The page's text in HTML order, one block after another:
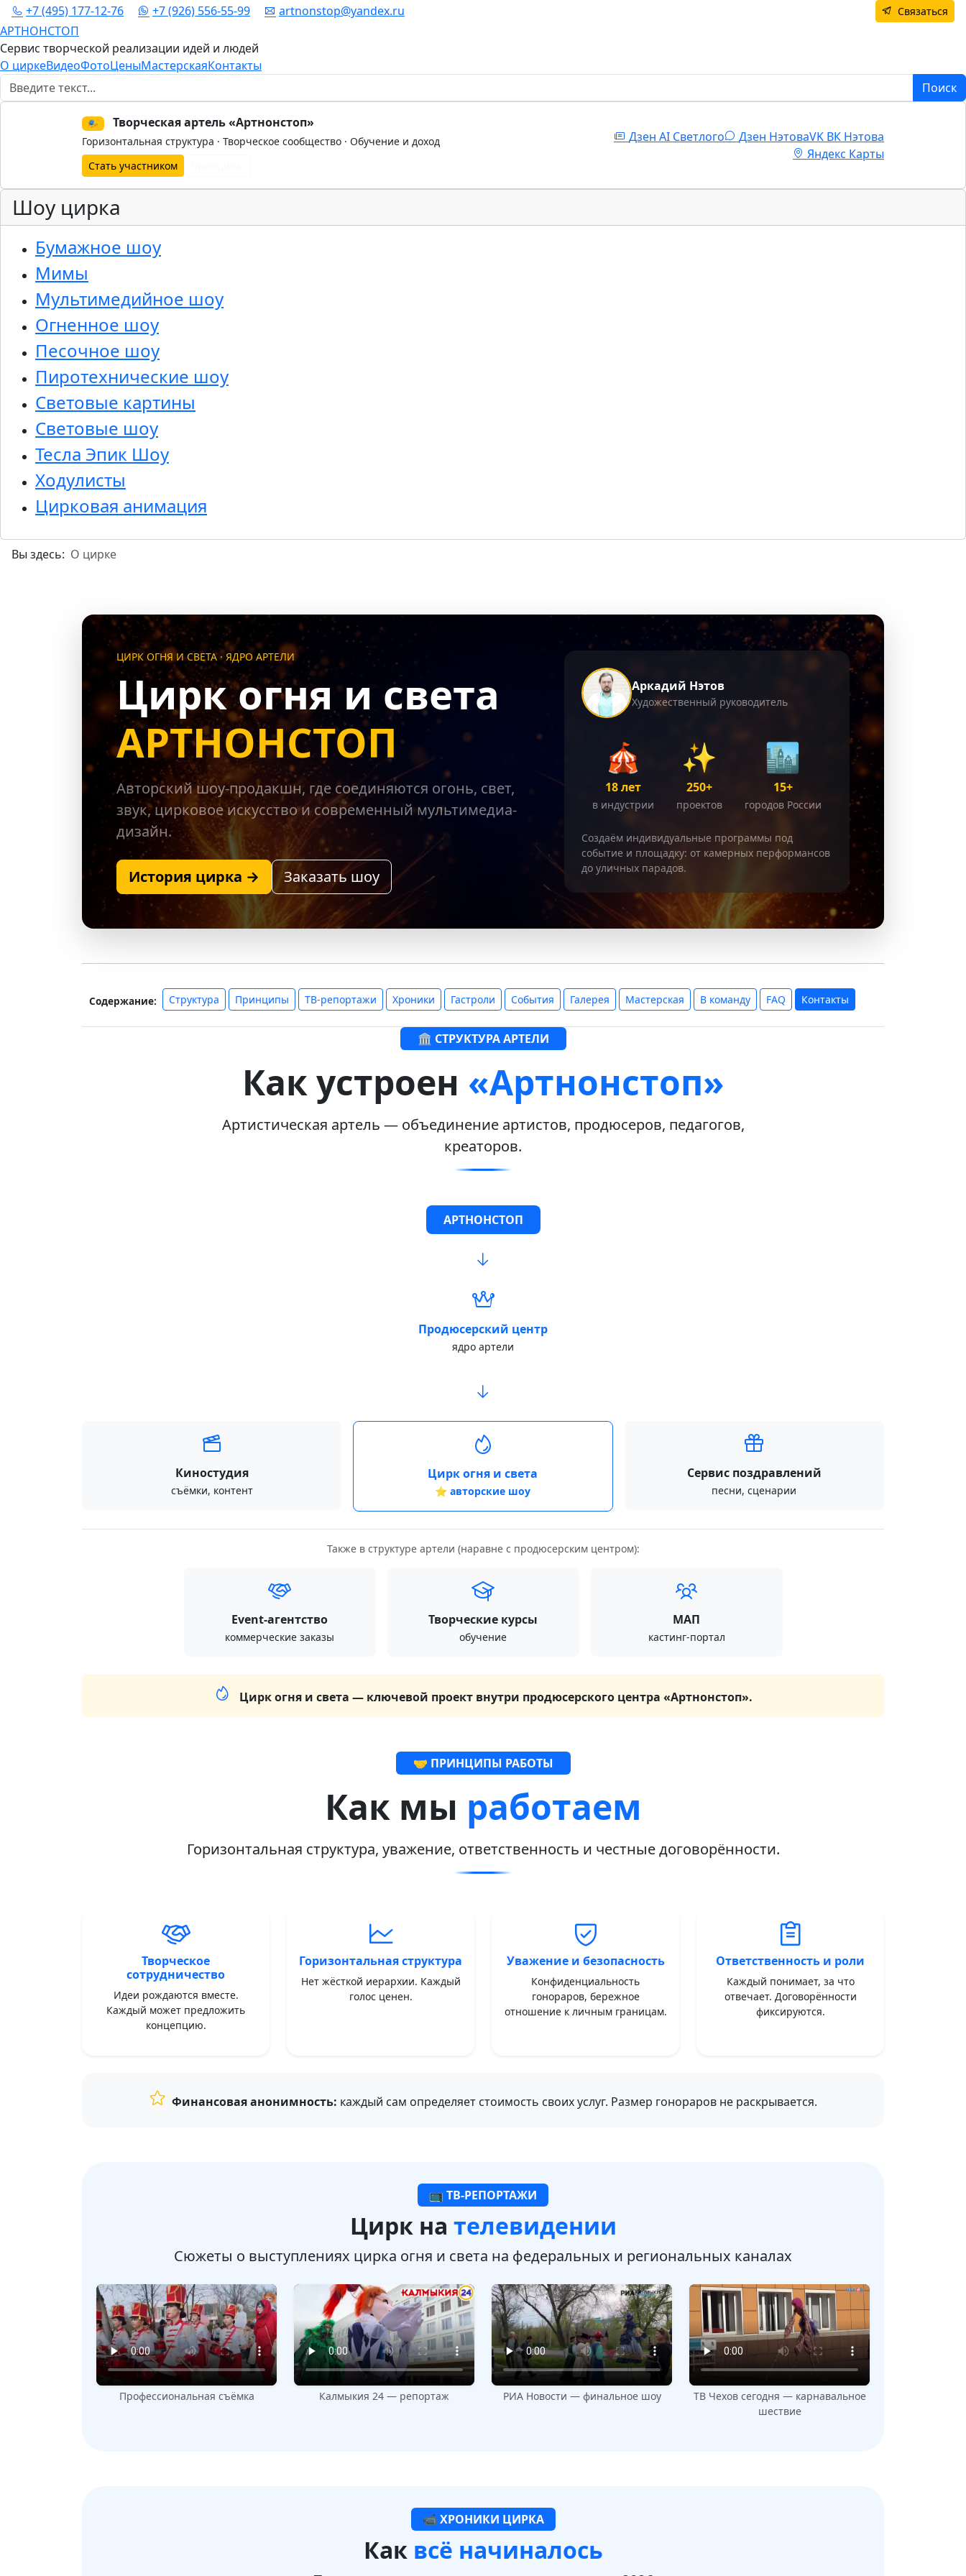
+7 (495) 177-12-76 +7 (926) 556-55-99 artnonstop@yandex.ru Связаться
АРТНОНСТОП
Сервис творческой реализации идей и людей
О циркеВидеоФотоЦеныМастерскаяКонтакты
Поиск
Поиск
🎭 Творческая артель «Артнонстоп»
Горизонтальная структура · Творческое сообщество · Обучение и доход
Стать участником
Дзен AI Светлого Дзен НэтоваVK ВК Нэтова
Яндекс Карты
Шоу цирка
Бумажное шоу
Мимы
Мультимедийное шоу
Огненное шоу
Песочное шоу
Пиротехнические шоу
Световые картины
Световые шоу
Тесла Эпик Шоу
Ходулисты
Цирковая анимация
Вы здесь: О цирке
ЦИРК ОГНЯ И СВЕТА · ЯДРО АРТЕЛИ
Цирк огня и света
АРТНОНСТОП
Авторский шоу-продакшн, где соединяются огонь, свет,
звук, цирковое искусство и современный мультимедиа-
дизайн.
История цирка → Заказать шоу
Аркадий Нэтов
Художественный руководитель
🎪
18 лет
в индустрии
✨
250+
проектов
🏙️
15+
городов России
Создаём индивидуальные программы под
событие и площадку: от камерных перформансов
до уличных парадов.
Содержание: Структура Принципы ТВ-репортажи Хроники Гастроли События Галерея Мастерская В команду FAQ Контакты
🏛️ СТРУКТУРА АРТЕЛИ
Как устроен «Артнонстоп»
Артистическая артель — объединение артистов, продюсеров, педагогов,
креаторов.
АРТНОНСТОП
Продюсерский центр
ядро артели
Киностудия
съёмки, контент
Цирк огня и света
⭐ авторские шоу
Сервис поздравлений
песни, сценарии
Также в структуре артели (наравне с продюсерским центром):
Event-агентство
коммерческие заказы
Творческие курсы
обучение
МАП
кастинг-портал
Цирк огня и света — ключевой проект внутри продюсерского центра «Артнонстоп».
🤝 ПРИНЦИПЫ РАБОТЫ
Как мы работаем
Горизонтальная структура, уважение, ответственность и честные договорённости.
Творческое
сотрудничество
Идеи рождаются вместе.
Каждый может предложить
концепцию.
Горизонтальная структура
Нет жёсткой иерархии. Каждый
голос ценен.
Уважение и безопасность
Конфиденциальность
гонораров, бережное
отношение к личным границам.
Ответственность и роли
Каждый понимает, за что
отвечает. Договорённости
фиксируются.
Финансовая анонимность: каждый сам определяет стоимость своих услуг. Размер гонораров не раскрывается.
📺 ТВ-РЕПОРТАЖИ
Цирк на телевидении
Сюжеты о выступлениях цирка огня и света на федеральных и региональных каналах
Профессиональная съёмка Калмыкия 24 — репортаж РИА Новости — финальное шоу
ТВ Чехов сегодня — карнавальное
шествие
📹 ХРОНИКИ ЦИРКА
Как всё начиналось